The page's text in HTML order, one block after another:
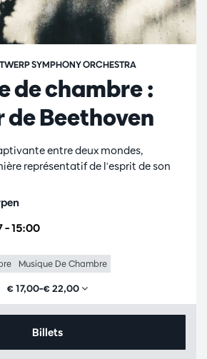
de chambre :
de Beethoven
SYMPHONY ORCHESTRA
– 15:00
entre deux mondes,
représentatif de l'esprit de son
Musique De Chambre
€ 17,00–€ 22,00
Billets